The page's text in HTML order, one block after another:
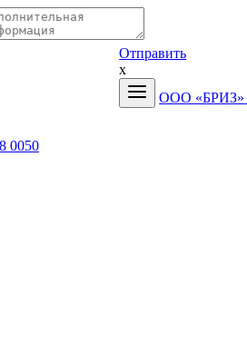
Отправить
x
ООО «БРИЗ»
0050